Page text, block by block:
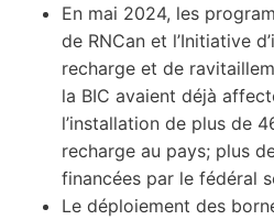
En mai 2024, les
de RNCan et l’Initiative
recharge et de
la BIC avaient déjà
l’installation de plus de
recharge au pays; plus
financées par le fédéral
Le déploiement des